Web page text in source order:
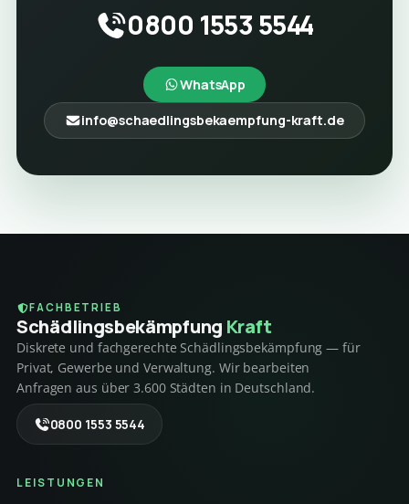
0800 1553 5544
WhatsApp
info@schaedlingsbekaempfung-kraft.de
FACHBETRIEB
Schädlings­bekämpfung Kraft
Diskrete und fachgerechte Schädlingsbekämpfung — für
Privat, Gewerbe und Verwaltung. Wir bearbeiten
Anfragen aus über 3.600 Städten in Deutschland.
0800 1553 5544
LEISTUNGEN